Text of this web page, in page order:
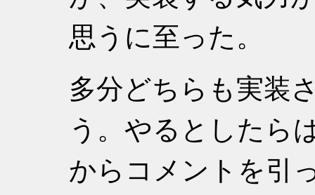
思うに至った。
多分どちらも実装
う。やるとしたら
からコメントを引